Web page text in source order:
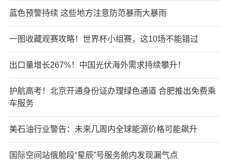
蓝色预警持续 这些地方注意防范暴雨大暴雨
一图收藏观赛攻略！世界杯小组赛，这10场不能错过
出口量增长267%！中国光伏海外需求持续攀升！
护航高考！北京开通身份证办理绿色通道 合肥推出免费乘
车服务
美石油行业警告：未来几周内全球能源价格可能飙升
国际空间站俄舱段“星辰”号服务舱内发现漏气点